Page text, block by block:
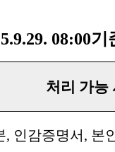
08:00기
처리 가능
, 인감증명서, 본